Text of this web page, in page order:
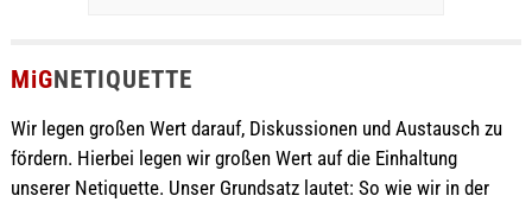
MiGNETIQUETTE
Wir legen großen Wert darauf, Diskussionen und Austausch zu
fördern. Hierbei legen wir großen Wert auf die Einhaltung
unserer Netiquette. Unser Grundsatz lautet: So wie wir in der